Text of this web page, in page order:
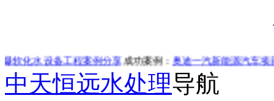
备工程案例分享 成功案例：奥迪一汽新能源汽车项目40t/h*2
中天恒远水处理导航